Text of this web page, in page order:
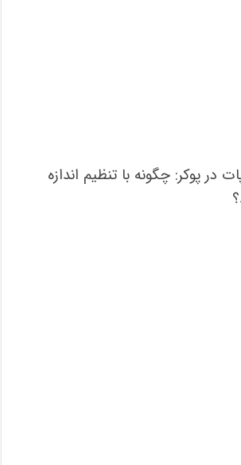
در پوکر: چگونه با تنظیم اندازه